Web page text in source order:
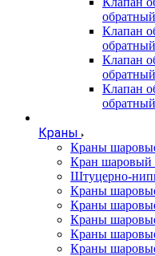
Клапан
Клапан
Клапан
Краны
Краны
Кран шаровый
Штуцерно-
Краны
Краны
Краны
Краны
Краны